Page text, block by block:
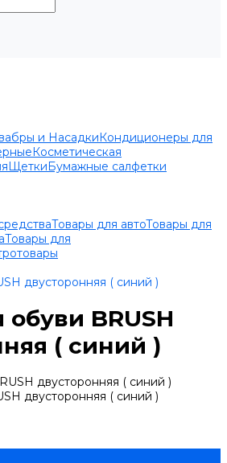
и НасадкиКондиционеры для
Косметическая
ЩеткиБумажные салфетки
Товары для автоТовары для
Товары для
двусторонняя ( синий )
BRUSH
( синий )
двусторонняя ( синий )